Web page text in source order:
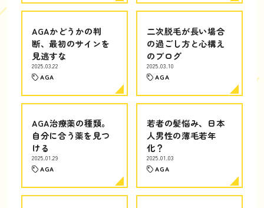
AGAかどうかの判
断、最初のサインを
見逃すな
2025.03.22
AGA
二次脱毛が長い場合
の過ごし方と心構え
のブログ
2025.03.10
AGA
AGA治療薬の種類。
自分に合う薬を見つ
ける
2025.01.29
AGA
若者の髪悩み、日本
人男性の薄毛若年
化？
2025.01.03
AGA